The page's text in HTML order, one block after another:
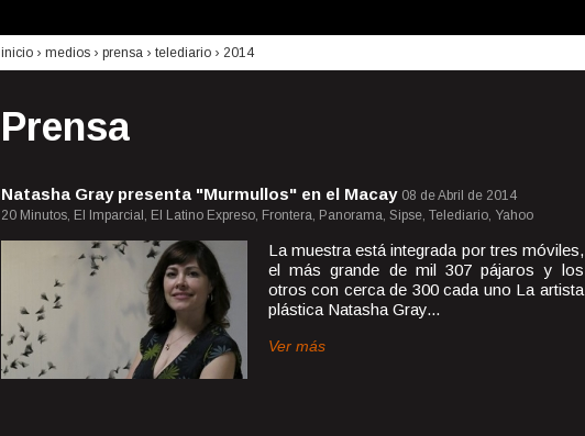
inicio › medios › prensa › telediario › 2014
Prensa
Natasha Gray presenta "Murmullos" en el Macay 08 de Abril de 2014
20 Minutos, El Imparcial, El Latino Expreso, Frontera, Panorama, Sipse, Telediario, Yahoo
La muestra está integrada por tres móviles,
el más grande de mil 307 pájaros y los
otros con cerca de 300 cada uno La artista
plástica Natasha Gray...
Ver más